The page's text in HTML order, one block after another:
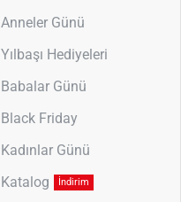
Anneler Günü
Yılbaşı Hediyeleri
Babalar Günü
Black Friday
Kadınlar Günü
Katalog
İndirim